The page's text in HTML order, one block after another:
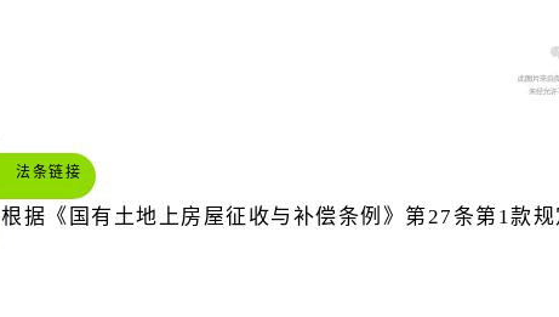
法条链接
根据《国有土地上房屋征收与补偿条例》第27条第1款